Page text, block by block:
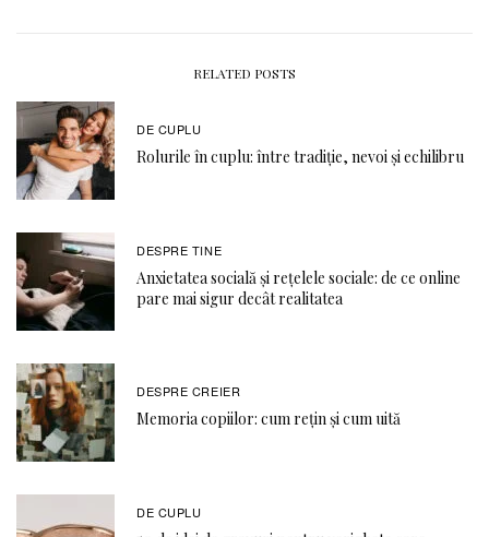
RELATED POSTS
DE CUPLU
Rolurile în cuplu: între tradiție, nevoi și echilibru
DESPRE TINE
Anxietatea socială și rețelele sociale: de ce online
pare mai sigur decât realitatea
DESPRE CREIER
Memoria copiilor: cum rețin și cum uită
DE CUPLU